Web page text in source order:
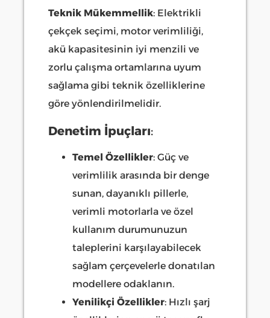
Teknik Mükemmellik: Elektrikli
çekçek seçimi, motor verimliliği,
akü kapasitesinin iyi menzili ve
zorlu çalışma ortamlarına uyum
sağlama gibi teknik özelliklerine
göre yönlendirilmelidir.
Denetim İpuçları:
Temel Özellikler: Güç ve
verimlilik arasında bir denge
sunan, dayanıklı pillerle,
verimli motorlarla ve özel
kullanım durumunuzun
taleplerini karşılayabilecek
sağlam çerçevelerle donatılan
modellere odaklanın.
Yenilikçi Özellikler: Hızlı şarj